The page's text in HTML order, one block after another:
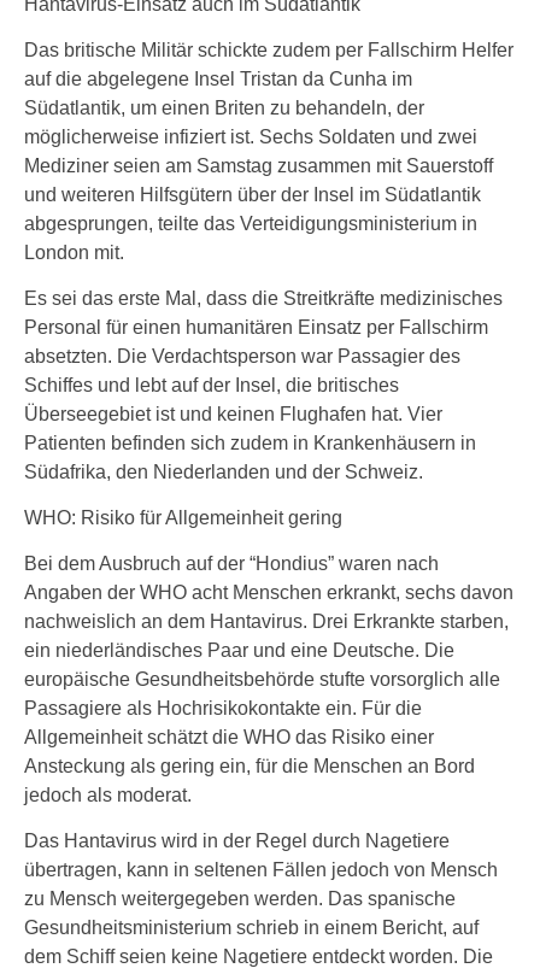
Hantavirus-Einsatz auch im Südatlantik
Das britische Militär schickte zudem per Fallschirm Helfer
auf die abgelegene Insel Tristan da Cunha im
Südatlantik, um einen Briten zu behandeln, der
möglicherweise infiziert ist. Sechs Soldaten und zwei
Mediziner seien am Samstag zusammen mit Sauerstoff
und weiteren Hilfsgütern über der Insel im Südatlantik
abgesprungen, teilte das Verteidigungsministerium in
London mit.
Es sei das erste Mal, dass die Streitkräfte medizinisches
Personal für einen humanitären Einsatz per Fallschirm
absetzten. Die Verdachtsperson war Passagier des
Schiffes und lebt auf der Insel, die britisches
Überseegebiet ist und keinen Flughafen hat. Vier
Patienten befinden sich zudem in Krankenhäusern in
Südafrika, den Niederlanden und der Schweiz.
WHO: Risiko für Allgemeinheit gering
Bei dem Ausbruch auf der “Hondius” waren nach
Angaben der WHO acht Menschen erkrankt, sechs davon
nachweislich an dem Hantavirus. Drei Erkrankte starben,
ein niederländisches Paar und eine Deutsche. Die
europäische Gesundheitsbehörde stufte vorsorglich alle
Passagiere als Hochrisikokontakte ein. Für die
Allgemeinheit schätzt die WHO das Risiko einer
Ansteckung als gering ein, für die Menschen an Bord
jedoch als moderat.
Das Hantavirus wird in der Regel durch Nagetiere
übertragen, kann in seltenen Fällen jedoch von Mensch
zu Mensch weitergegeben werden. Das spanische
Gesundheitsministerium schrieb in einem Bericht, auf
dem Schiff seien keine Nagetiere entdeckt worden. Die